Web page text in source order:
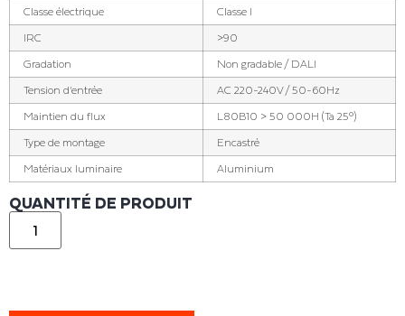
Classe électrique Classe I
IRC >90
Gradation Non gradable / DALI
Tension d'entrée AC 220-240V / 50-60Hz
Maintien du flux L80B10 > 50 000H (Ta 25°)
Type de montage Encastré
Matériaux luminaire Aluminium
QUANTITÉ DE PRODUIT